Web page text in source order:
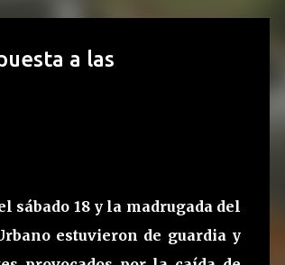
a las
18 y la madrugada del
estuvieron de guardia y